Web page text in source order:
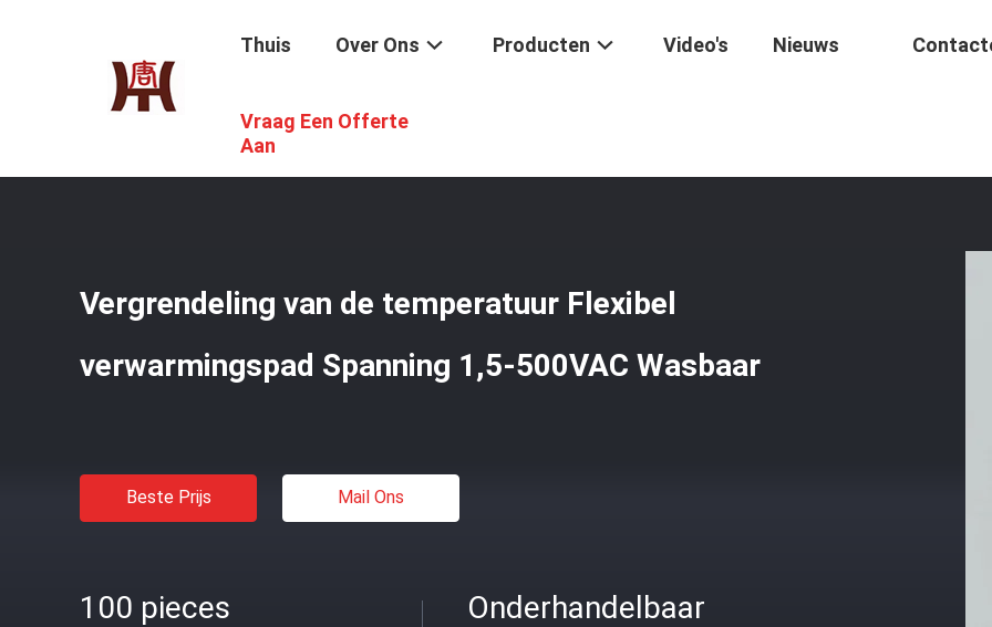
Thuis Over Ons Producten Video's Nieuws
Vraag Een Offerte
Aan
Flexibel Het Verwarmen Stootkussen
Vergrendeling van de temperatuur Flexibel
verwarmingspad Spanning 1,5-500VAC Wasbaar
Beste Prijs Mail Ons
100 pieces Onderhandelbaar